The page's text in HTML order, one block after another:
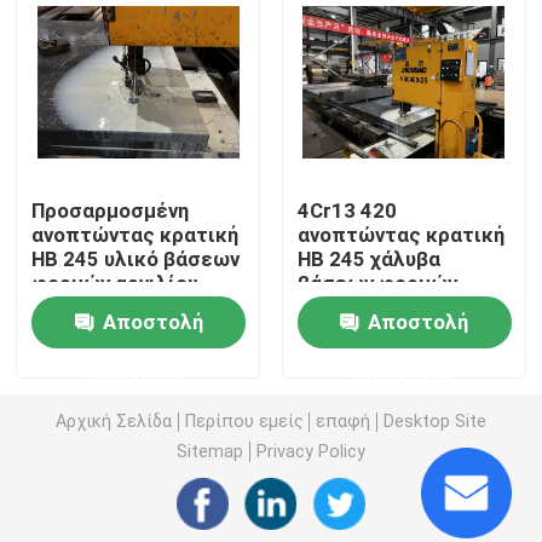
Μέρη σχηματοποίησης εγχύσεων
Πλαστικά μέρη φορμών
Ειδικά πιάτα βάσεων φορμών
Χάλυβας βάσεων φορμών
Προσαρμοσμένη
ανοπτώντας κρατική
HB 245 υλικό βάσεων
φορμών αργιλίου
αντιδιαβρωτικό
Αποστολή
4Cr13 420
ανοπτώντας κρατική
HB 245 χάλυβα
βάσεων φορμών
ξύλινη περίπτωση
για την εύκολη
μεταφορά
Αποστολή
Αρχική Σελίδα Περίπου εμείς επαφή
Desktop Site
Sitemap
Privacy Policy